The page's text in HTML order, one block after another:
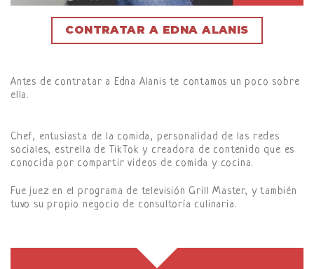
CONTRATAR A EDNA ALANIS
Antes de contratar a Edna Alanis te contamos un poco sobre
ella.
Chef, entusiasta de la comida, personalidad de las redes
sociales, estrella de TikTok y creadora de contenido que es
conocida por compartir videos de comida y cocina.
Fue juez en el programa de televisión Grill Master, y también
tuvo su propio negocio de consultoría culinaria.